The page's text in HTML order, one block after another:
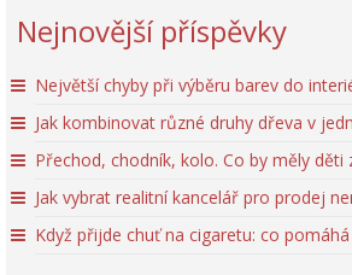
Nejnovější příspěvky
Největší chyby při výběru barev do
Jak kombinovat různé druhy dřeva v
Přechod, chodník, kolo. Co by měly děti
Jak vybrat realitní kancelář pro prodej
Když přijde chuť na cigaretu: co